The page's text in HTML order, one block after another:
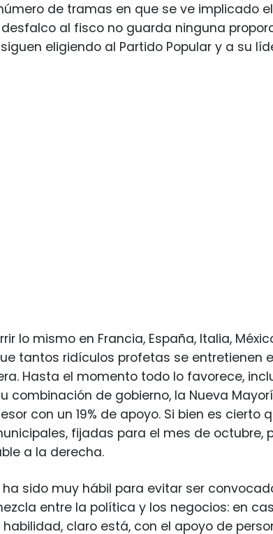
de tramas en que se ve implicado el
al fisco no guarda ninguna
eligiendo al Partido Popular y a su
lo mismo en Francia, España, Italia,
tantos ridículos profetas se entretienen
Hasta el momento todo lo favorece,
combinación de gobierno, la Nueva
con un 19% de apoyo. Si bien es cierto
fijadas para el mes de octubre,
a la derecha.
sido muy hábil para evitar ser
entre la política y los negocios: en
claro está, con el apoyo de